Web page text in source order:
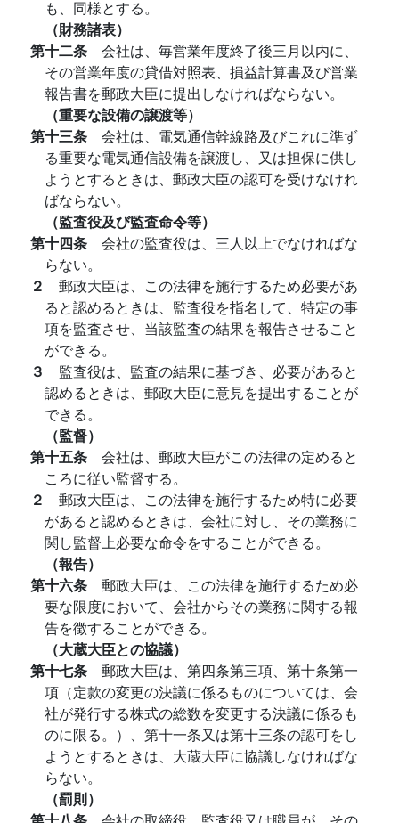
も、同様とする。
（財務諸表）
第十二条 会社は、毎営業年度終了後三月以内に、
その営業年度の貸借対照表、損益計算書及び営業
報告書を郵政大臣に提出しなければならない。
（重要な設備の譲渡等）
第十三条 会社は、電気通信幹線路及びこれに準ず
る重要な電気通信設備を譲渡し、又は担保に供し
ようとするときは、郵政大臣の認可を受けなけれ
ばならない。
（監査役及び監査命令等）
第十四条 会社の監査役は、三人以上でなければな
らない。
２ 郵政大臣は、この法律を施行するため必要があ
ると認めるときは、監査役を指名して、特定の事
項を監査させ、当該監査の結果を報告させること
ができる。
３ 監査役は、監査の結果に基づき、必要があると
認めるときは、郵政大臣に意見を提出することが
できる。
（監督）
第十五条 会社は、郵政大臣がこの法律の定めると
ころに従い監督する。
２ 郵政大臣は、この法律を施行するため特に必要
があると認めるときは、会社に対し、その業務に
関し監督上必要な命令をすることができる。
（報告）
第十六条 郵政大臣は、この法律を施行するため必
要な限度において、会社からその業務に関する報
告を徴することができる。
（大蔵大臣との協議）
第十七条 郵政大臣は、第四条第三項、第十条第一
項（定款の変更の決議に係るものについては、会
社が発行する株式の総数を変更する決議に係るも
のに限る。）、第十一条又は第十三条の認可をし
ようとするときは、大蔵大臣に協議しなければな
らない。
（罰則）